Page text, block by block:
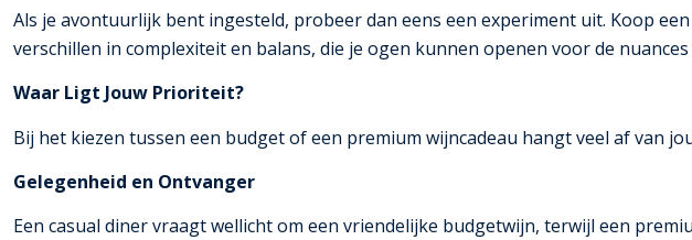
Als je avontuurlijk bent ingesteld, probeer dan eens een experiment uit. Koop
verschillen in complexiteit en balans, die je ogen kunnen openen voor de
Waar Ligt Jouw Prioriteit?
Bij het kiezen tussen een budget of een premium wijncadeau hangt veel af van
Gelegenheid en Ontvanger
Een casual diner vraagt wellicht om een vriendelijke budgetwijn, terwijl een